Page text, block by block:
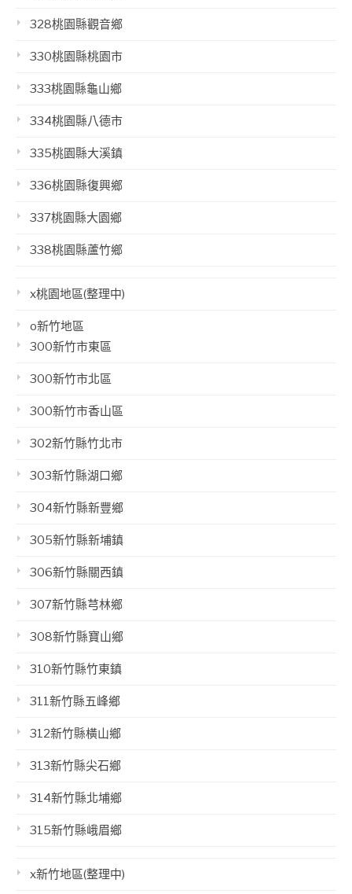
328桃園縣觀音鄉
330桃園縣桃園市
333桃園縣龜山鄉
334桃園縣八德市
335桃園縣大溪鎮
336桃園縣復興鄉
337桃園縣大園鄉
338桃園縣蘆竹鄉
x桃園地區(整理中)
o新竹地區
300新竹市東區
300新竹市北區
300新竹市香山區
302新竹縣竹北市
303新竹縣湖口鄉
304新竹縣新豐鄉
305新竹縣新埔鎮
306新竹縣關西鎮
307新竹縣芎林鄉
308新竹縣寶山鄉
310新竹縣竹東鎮
311新竹縣五峰鄉
312新竹縣橫山鄉
313新竹縣尖石鄉
314新竹縣北埔鄉
315新竹縣峨眉鄉
x新竹地區(整理中)